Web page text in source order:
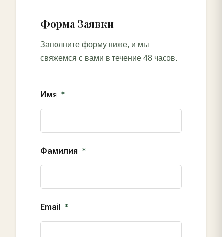
Форма Заявки
Заполните форму ниже, и мы
свяжемся с вами в течение 48 часов.
Имя
Фамилия
Email